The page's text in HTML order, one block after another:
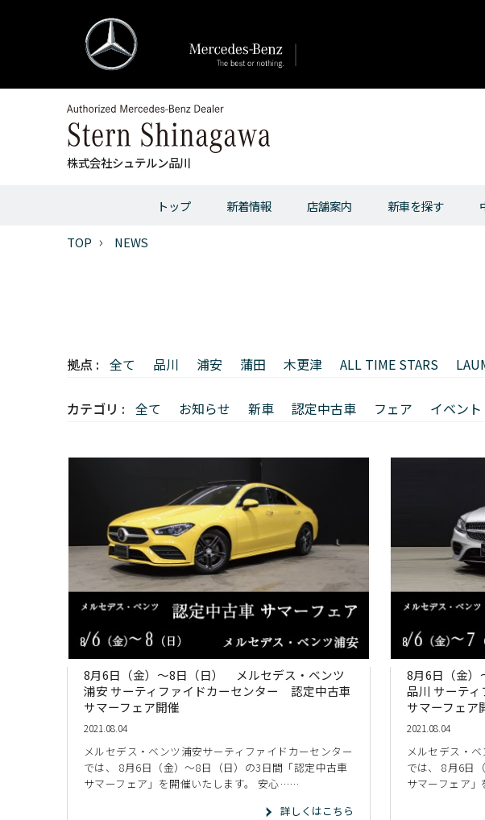
株式会社シュテルン品川
トップ 新着情報 店舗案内 新車を探す
TOP NEWS
拠点 : 全て 品川 浦安 蒲田 木更津 ALL TIME STARS
カテゴリ : 全て お知らせ 新車 認定中古車 フェア イベント
8月6日（金）～8日（日） メルセデス・ベンツ
浦安 サーティファイドカーセンター 認定中古車
サマーフェア開催
2021.08.04
メルセデス・ベンツ浦安サーティファイドカーセンター
では、 8月6日（金）～8日（日）の3日間「認定中古車
サマーフェア」を開催いたします。 安心……
詳しくはこちら
8月6日（金
品川 サーテ
サマーフェア
2021.08.04
メルセデス・
では、 8月6日
サマーフェア